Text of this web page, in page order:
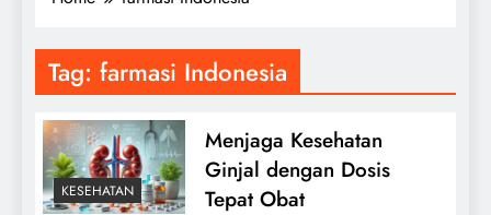
Tag: farmasi Indonesia
KESEHATAN
Menjaga Kesehatan
Ginjal dengan Dosis
Tepat Obat